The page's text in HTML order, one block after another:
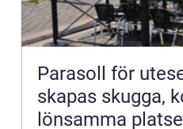
Parasoll för
skapas skugga,
lönsamma